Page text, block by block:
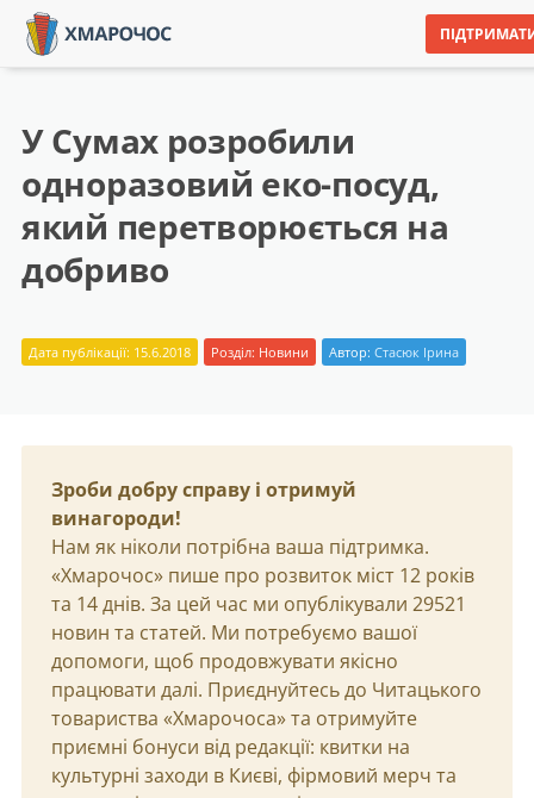
У Сумах розробили
одноразовий еко-посуд,
який перетворюється на
добриво
Дата публікації: 15.6.2018 Розділ: Новини Автор: Стасюк Ірина
Зроби добру справу і отримуй
винагороди!
Нам як ніколи потрібна ваша підтримка.
«Хмарочос» пише про розвиток міст 12 років
та 14 днів. За цей час ми опублікували 29521
новин та статей. Ми потребуємо вашої
допомоги, щоб продовжувати якісно
працювати далі. Приєднуйтесь до Читацького
товариства «Хмарочоса» та отримуйте
приємні бонуси від редакції: квитки на
культурні заходи в Києві, фірмовий мерч та